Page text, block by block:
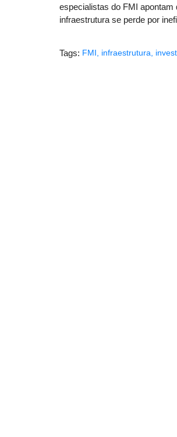
especialistas do FMI
infraestrutura se perde por
Tags: FMI infraestrutura